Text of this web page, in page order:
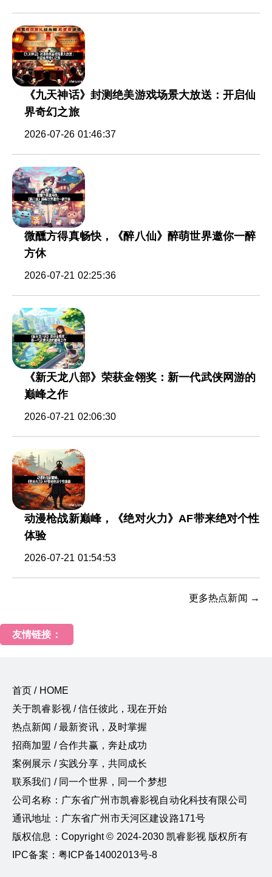
《九天神话》封测绝美游戏场景大放送：开启仙
界奇幻之旅
2026-07-26 01:46:37
微醺方得真畅快，《醉八仙》醉萌世界邀你一醉
方休
2026-07-21 02:25:36
《新天龙八部》荣获金翎奖：新一代武侠网游的
巅峰之作
2026-07-21 02:06:30
动漫枪战新巅峰，《绝对火力》AF带来绝对个性
体验
2026-07-21 01:54:53
更多热点新闻 →
友情链接：
首页 / HOME
关于凯睿影视 / 信任彼此，现在开始
热点新闻 / 最新资讯，及时掌握
招商加盟 / 合作共赢，奔赴成功
案例展示 / 实践分享，共同成长
联系我们 / 同一个世界，同一个梦想
公司名称：广东省广州市凯睿影视自动化科技有限公司
通讯地址：广东省广州市天河区建设路171号
版权信息：Copyright © 2024-2030 凯睿影视 版权所有
IPC备案：粤ICP备14002013号-8